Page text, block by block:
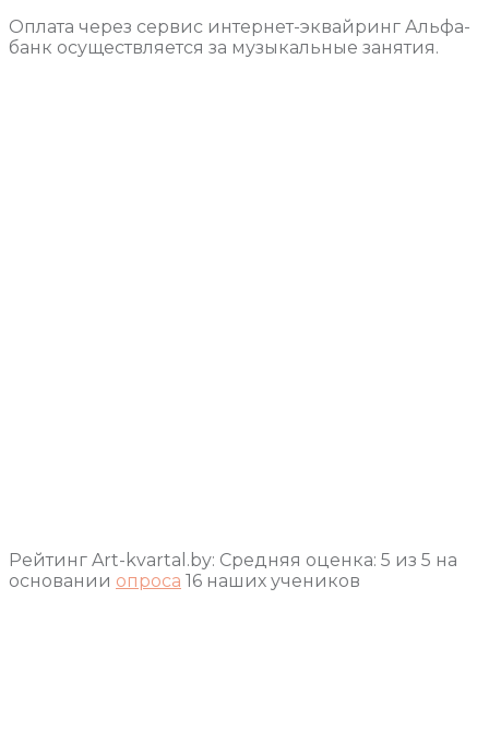
Оплата через сервис интернет-эквайринг Альфа-
банк осуществляется за музыкальные занятия.
Рейтинг Art-kvartal.by: Средняя оценка: 5 из 5 на
основании опроса 16 наших учеников